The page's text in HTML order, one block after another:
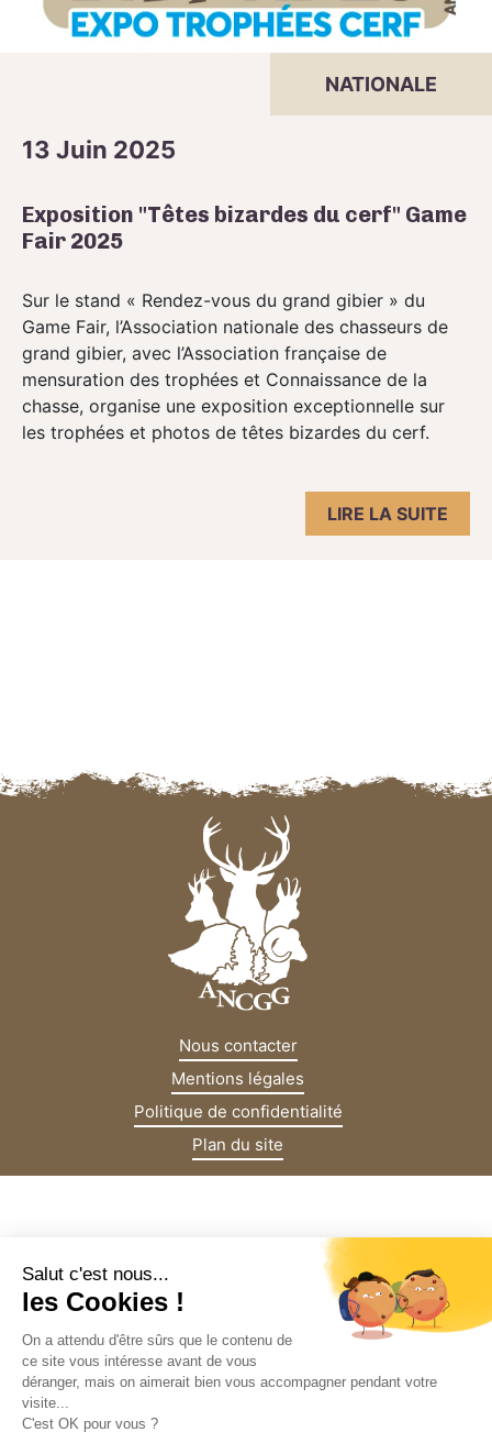
NATIONALE
13 Juin 2025
Exposition "Têtes bizardes du cerf" Game
Fair 2025
Sur le stand « Rendez-vous du grand gibier » du
Game Fair, l’Association nationale des chasseurs de
grand gibier, avec l’Association française de
mensuration des trophées et Connaissance de la
chasse, organise une exposition exceptionnelle sur
les trophées et photos de têtes bizardes du cerf.
LIRE LA SUITE
Nous contacter
Mentions légales
Politique de confidentialité
Plan du site